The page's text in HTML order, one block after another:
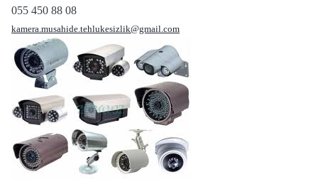
055 450 88 08
kamera.musahide.tehlukesizlik@gmail.com